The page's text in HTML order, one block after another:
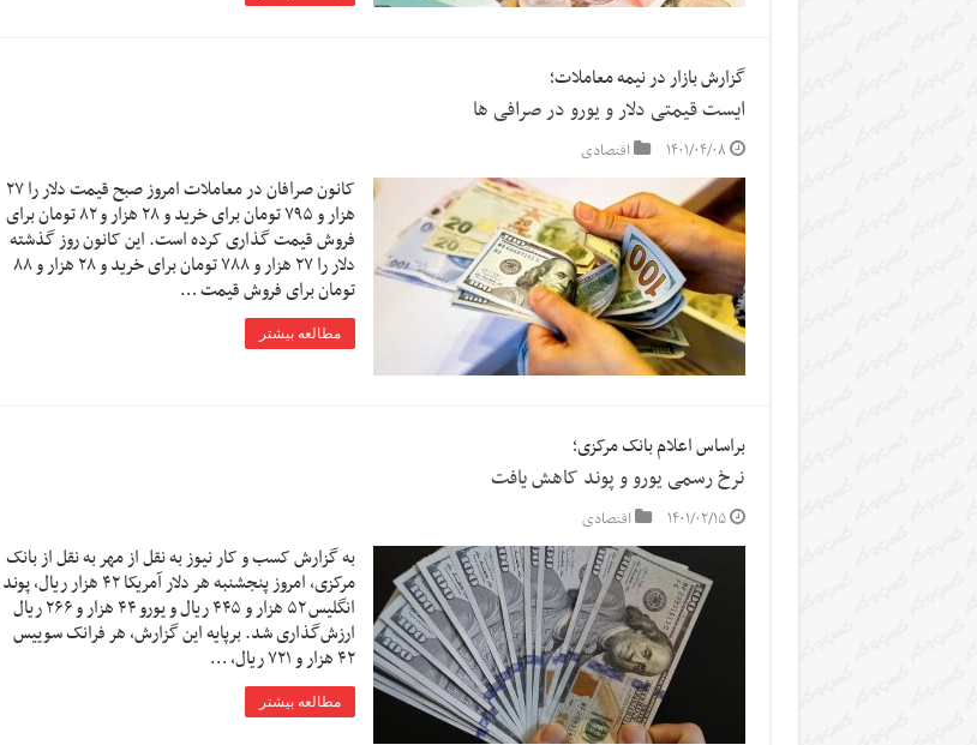
گزارش بازار در نیمه معاملات؛
ایست قیمتی دلار و یورو در صرافی ها
۱۴۰۱/۰۴/۰۸ اقتصادی
کانون صرافان در معاملات امروز صبح قیمت دلار را ۲۷
هزار و ۷۹۵ تومان برای خرید و ۲۸ هزار و ۸۲ تومان برای
فروش قیمت گذاری کرده است. این کانون روز گذشته
دلار را ۲۷ هزار و ۷۸۸ تومان برای خرید و ۲۸ هزار و ۸۸
تومان برای فروش قیمت …
مطالعه بیشتر
براساس اعلام بانک مرکزی؛
نرخ رسمی یورو و پوند کاهش یافت
۱۴۰۱/۰۲/۱۵ اقتصادی
به گزارش کسب و کار نیوز به نقل از مهر به نقل از بانک
مرکزی، امروز پنجشنبه هر دلار آمریکا ۴۲ هزار ریال، پوند
انگلیس ۵۲ هزار و ۴۴۵ ریال و یورو ۴۴ هزار و ۲۶۶ ریال
ارزش‌گذاری شد. برپایه این گزارش، هر فرانک سوییس
۴۲ هزار و ۷۲۱ ریال، …
مطالعه بیشتر